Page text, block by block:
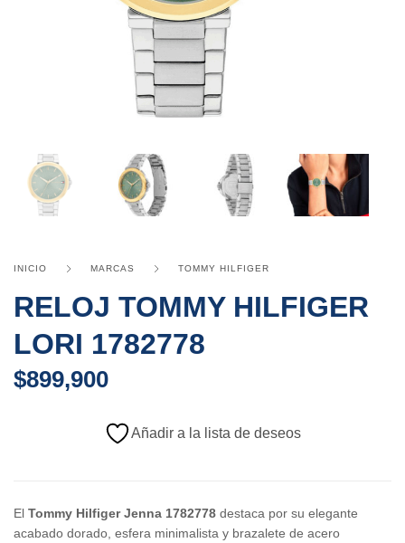
INICIO MARCAS TOMMY HILFIGER
RELOJ TOMMY HILFIGER
LORI 1782778
$899,900
El Tommy Hilfiger Jenna 1782778 destaca por su elegante
acabado dorado, esfera minimalista y brazalete de acero
Añadir a la lista de deseos